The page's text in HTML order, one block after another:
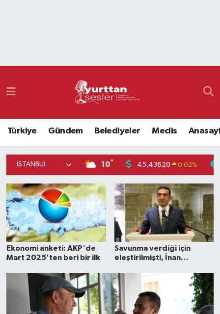
Türkiye Gündem Belediyeler Meclis
10° 45,43620 0.02%
Ekonomi anketi: AKP'de
Mart 2025'ten beri bir ilk
Savunma verdiği için
eleştirilmişti, İnan
yanıt!
Namaz Vakitleri
Süper Lig Puan Durumu ve Fikstür
Tüm Manşetler
Son Dakika Haberleri
Haber Arşivi